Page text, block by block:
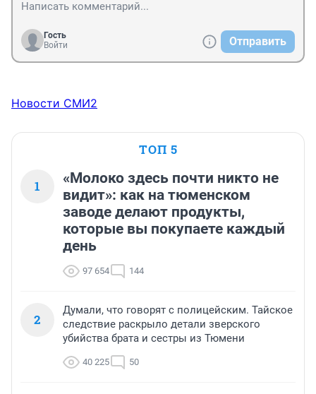
Гость
Войти
Отправить
Новости СМИ2
ТОП 5
1
«Молоко здесь почти никто не
видит»: как на тюменском
заводе делают продукты,
которые вы покупаете каждый
день
97 654 144
2
Думали, что говорят с полицейским. Тайское
следствие раскрыло детали зверского
убийства брата и сестры из Тюмени
40 225 50